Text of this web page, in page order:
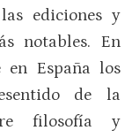
ediciones y
notables. En
en España los
de la
filosofía y